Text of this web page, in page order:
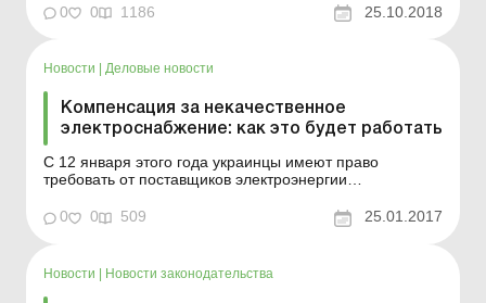
Правительство компенсирует все расходы на
коммунальные услуги: даже если документы будут
Постановлением КМУ № 848 &l...
0 0 1186 25.10.2018
Новости Деловые новости
Компенсация за некачественное
электроснабжение: как это будет работать
С 12 января этого года украинцы имеют право
требовать от поставщиков электроэнергии
предоставленные услуги. Как это сделать и какое
качества услуг по электрос...
0 0 509 25.01.2017
Новости | Новости законодательства